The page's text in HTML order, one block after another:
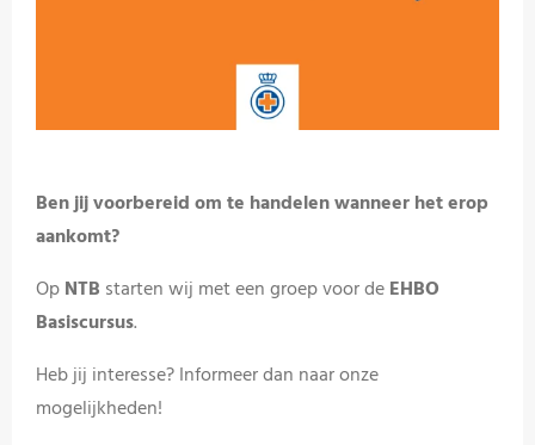
Benjijvoorbereidomte handelenwanneerheterop
aankomt?
OpNTB startenwij meteengroepvoordeEHBO
Basiscursus.
Heb jij interesse? Informeer dan naar onze
mogelijkheden!